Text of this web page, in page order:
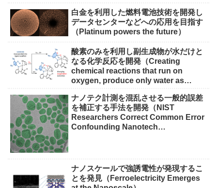
白金を利用した燃料電池技術を開発し
データセンターなどへの応用を目指す
（Platinum powers the future）
酸素のみを利用し副生成物が水だけと
なる化学反応を開発（Creating
chemical reactions that run on
oxygen, produce only water as
ナノテク計測を混乱させる一般的誤差
を補正する手法を開発（NIST
Researchers Correct Common Error
Confounding Nanotech
ナノスケールで強誘電性が発現するこ
とを発見（Ferroelectricity Emerges